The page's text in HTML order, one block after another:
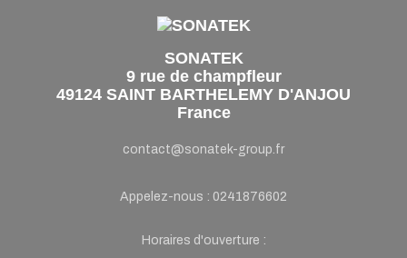
SONATEK
9 rue de champfleur
49124 SAINT BARTHELEMY D'ANJOU
France
contact@sonatek-group.fr
Appelez-nous : 0241876602
Horaires d'ouverture :